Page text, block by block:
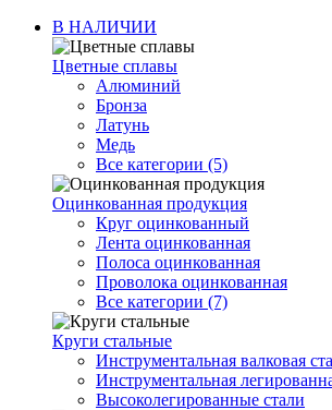
В НАЛИЧИИ
Цветные сплавы
Алюминий
Бронза
Латунь
Медь
Все категории (5)
Оцинкованная продукция
Круг оцинкованный
Лента оцинкованная
Полоса оцинкованная
Проволока оцинкованная
Все категории (7)
Круги стальные
Инструментальная валковая
Инструментальная
Высоколегированные стали